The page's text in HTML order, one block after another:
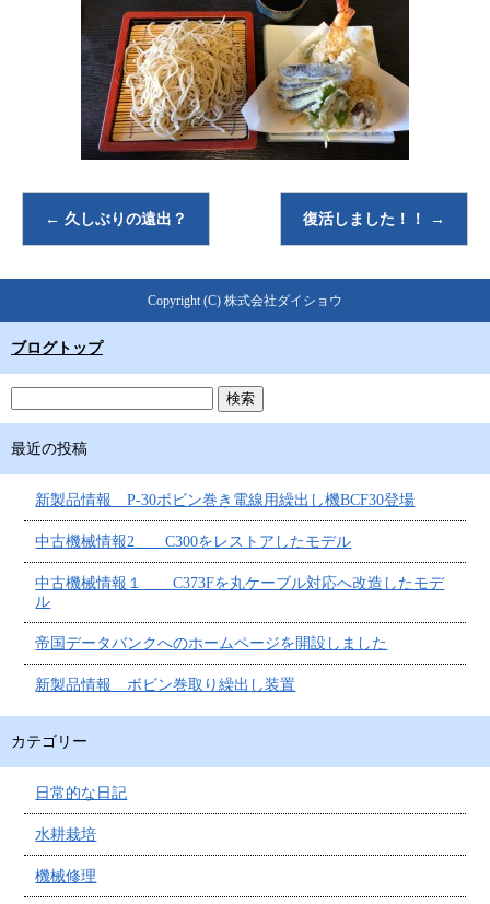
← 久しぶりの遠出？ 復活しました！！ →
Copyright (C) 株式会社ダイショウ
ブログトップ
最近の投稿
新製品情報 P-30ボビン巻き電線用繰出し機BCF30登場
中古機械情報2 C300をレストアしたモデル
中古機械情報１ C373Fを丸ケーブル対応へ改造したモデ
ル
帝国データバンクへのホームページを開設しました
新製品情報 ボビン巻取り繰出し装置
カテゴリー
日常的な日記
水耕栽培
機械修理